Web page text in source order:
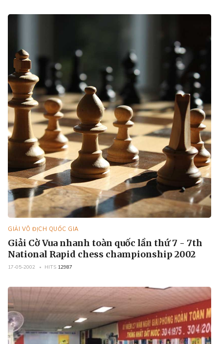
GIẢI VÔ ĐỊCH QUỐC GIA
Giải Cờ Vua nhanh toàn quốc lần thứ 7 - 7th
National Rapid chess championship 2002
17-05-2002 HITS 12987